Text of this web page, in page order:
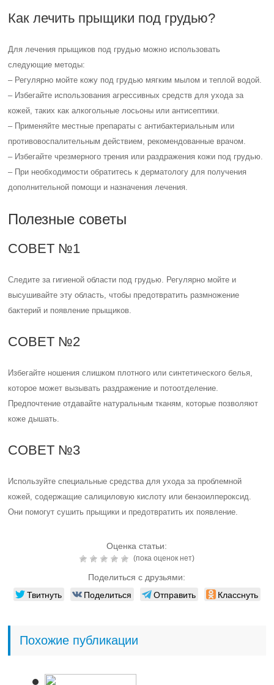
Как лечить прыщики под грудью?
Для лечения прыщиков под грудью можно использовать
следующие методы:
– Регулярно мойте кожу под грудью мягким мылом и теплой водой.
– Избегайте использования агрессивных средств для ухода за
кожей, таких как алкогольные лосьоны или антисептики.
– Применяйте местные препараты с антибактериальным или
противовоспалительным действием, рекомендованные врачом.
– Избегайте чрезмерного трения или раздражения кожи под грудью.
– При необходимости обратитесь к дерматологу для получения
дополнительной помощи и назначения лечения.
Полезные советы
СОВЕТ №1
Следите за гигиеной области под грудью. Регулярно мойте и
высушивайте эту область, чтобы предотвратить размножение
бактерий и появление прыщиков.
СОВЕТ №2
Избегайте ношения слишком плотного или синтетического белья,
которое может вызывать раздражение и потоотделение.
Предпочтение отдавайте натуральным тканям, которые позволяют
коже дышать.
СОВЕТ №3
Используйте специальные средства для ухода за проблемной
кожей, содержащие салициловую кислоту или бензоилпероксид.
Они помогут сушить прыщики и предотвратить их появление.
Оценка статьи:
(пока оценок нет)
Поделиться с друзьями:
Твитнуть Поделиться Отправить Класснуть
Похожие публикации